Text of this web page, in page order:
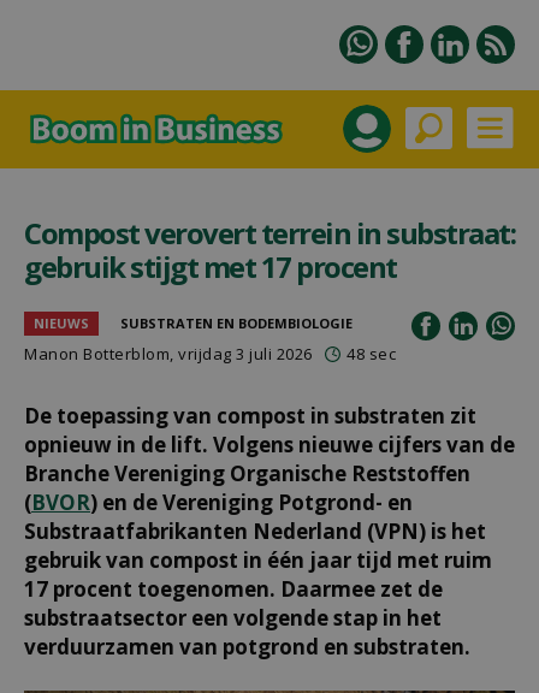
Compost verovert terrein in substraat:
gebruik stijgt met 17 procent
NIEUWS SUBSTRATEN EN BODEMBIOLOGIE
Manon Botterblom, vrijdag 3 juli 2026 48 sec
De toepassing van compost in substraten zit
opnieuw in de lift. Volgens nieuwe cijfers van de
Branche Vereniging Organische Reststoffen
(BVOR) en de Vereniging Potgrond- en
Substraatfabrikanten Nederland (VPN) is het
gebruik van compost in één jaar tijd met ruim
17 procent toegenomen. Daarmee zet de
substraatsector een volgende stap in het
verduurzamen van potgrond en substraten.